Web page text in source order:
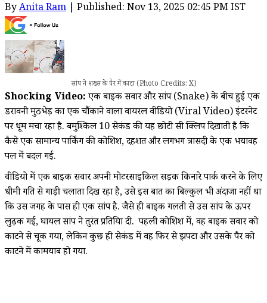
ByAnita Ram | Published: Nov 13, 2025 02:45 PM IST
सांप ने शख्स के पैर में काटा (Photo Credits: X)
Shocking Video: एक बाइक सवार और सांप (Snake) के बीच हुई एक
डरावनी मुठभेड़ का एक चौंकाने वाला वायरल वीडियो (Viral Video) इंटरनेट
पर धूम मचा रहा है. बमुश्किल 10 सेकंड की यह छोटी सी क्लिप दिखाती है कि
कैसे एक सामान्य पार्किंग की कोशिश, दहशत और लगभग त्रासदी के एक भयावह
पल में बदल गई.
वीडियो में एक बाइक सवार अपनी मोटरसाइकिल सड़क किनारे पार्क करने के लिए
धीमी गति से गाड़ी चलाता दिख रहा है, उसे इस बात का बिल्कुल भी अंदाजा नहीं था
कि उस जगह के पास ही एक सांप है. जैसे ही बाइक गलती से उस सांप के ऊपर
लुढ़क गई, घायल सांप ने तुरंत प्रतिक्रिया दी. पहली कोशिश में, वह बाइक सवार को
काटने से चूक गया, लेकिन कुछ ही सेकंड में वह फिर से झपटा और उसके पैर को
काटने में कामयाब हो गया.